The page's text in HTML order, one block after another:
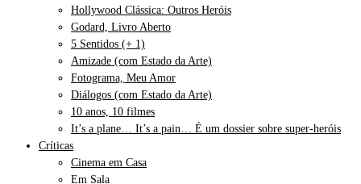
Hollywood Clássica: Outros Heróis
Godard, Livro Aberto
5 Sentidos (+ 1)
Amizade (com Estado da Arte)
Fotograma, Meu Amor
Diálogos (com Estado da Arte)
10 anos, 10 filmes
It’s a plane… It’s a pain… É um dossier sobre super-heróis
Críticas
Cinema em Casa
Em Sala